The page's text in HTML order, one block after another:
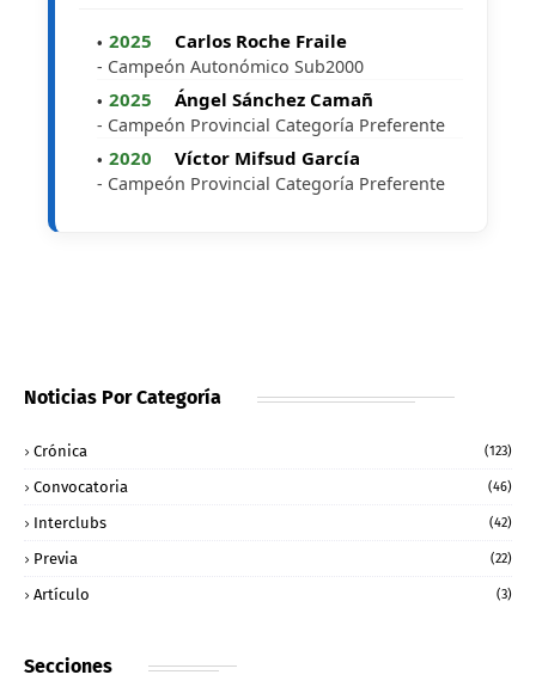
2025 Carlos Roche Fraile
- Campeón Autonómico Sub2000
2025 Ángel Sánchez Camañ
- Campeón Provincial Categoría Preferente
2020 Víctor Mifsud García
- Campeón Provincial Categoría Preferente
Noticias Por Categoría
Crónica (123)
Convocatoria (46)
Interclubs (42)
Previa (22)
Artículo (3)
Secciones